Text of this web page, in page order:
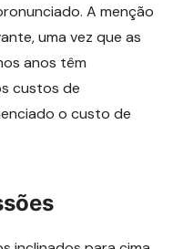
A menção
uma vez que as
anos têm
custos de
o custo de